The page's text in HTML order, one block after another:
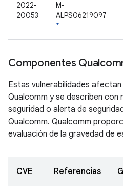
2022-
20053
M-
ALPS06219097
*
Componentes
Estas vulnerabilidades
Qualcomm y se describen con
seguridad o alerta de
Qualcomm. Qualcomm
evaluación de la gravedad de
CVE Referencias